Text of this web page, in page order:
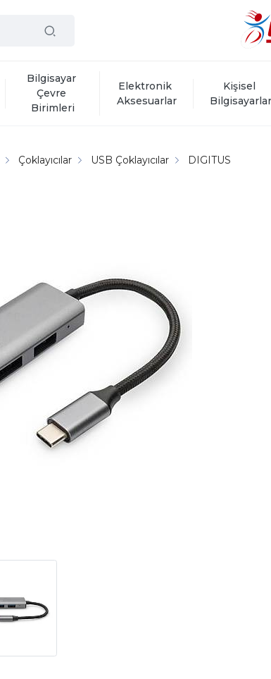
Bilgisayar
Çevre
Birimleri
Elektronik
Aksesuarlar
Kişisel
Bilgisayarlar
Çoklayıcılar USB Çoklayıcılar DIGITUS